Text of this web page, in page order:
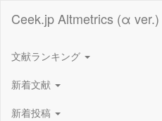
Ceek.jp Altmetrics (α ver.)
文献ランキング
新着文献
新着投稿